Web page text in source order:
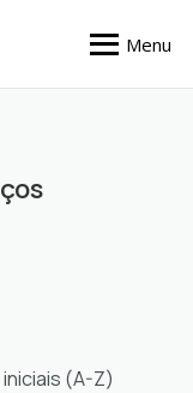
Menu
iniciais (A-Z)